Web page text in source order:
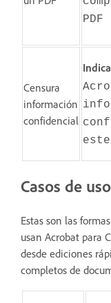
PDF
Censura
información
confidencial
Casos de uso
Estas son las
usan Acrobat para
desde ediciones
completos de